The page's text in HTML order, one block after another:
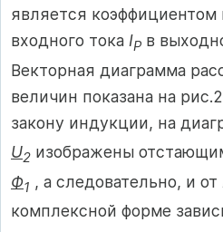
является коэффициентом
входного тока IP в
Векторная диаграмма
величин показана на
закону индукции, на
U2 изображены
Ф1 , а следовательно, и от
комплексной форме